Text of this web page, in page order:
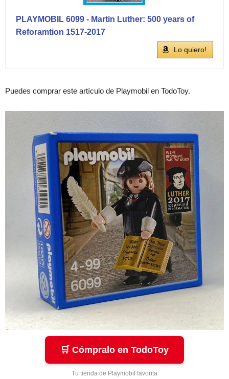
PLAYMOBIL 6099 - Martin Luther: 500 years of
Reforamtion 1517-2017
Lo quiero!
Puedes comprar este artículo de Playmobil en TodoToy.
🛒 Cómpralo en TodoToy
Tu tienda de Playmobil favorita